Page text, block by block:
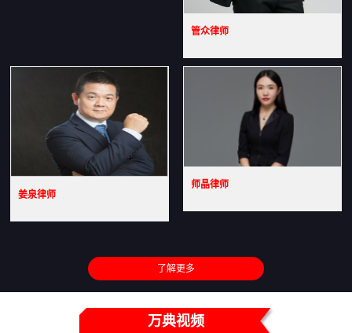
管众律师
姜泉律师
师晶律师
了解更多
万典视频